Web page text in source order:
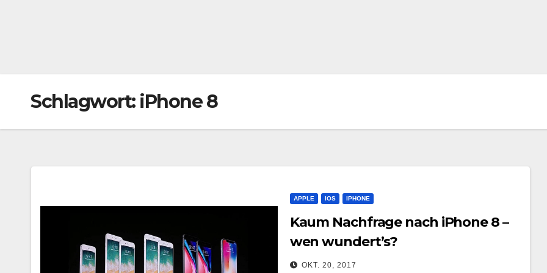
Schlagwort: iPhone 8
APPLE IOS IPHONE
Kaum Nachfrage nach iPhone 8 –
wen wundert’s?
OKT. 20, 2017